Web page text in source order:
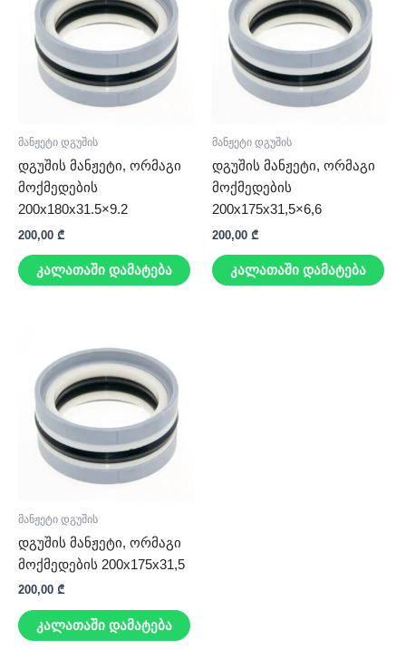
მანჟეტი დგუშის
დგუშის მანჟეტი, ორმაგი
მოქმედების
200x180x31.5×9.2
200,00 ₾
კალათაში დამატება
მანჟეტი დგუშის
დგუშის მანჟეტი, ორმაგი
მოქმედების
200x175x31,5×6,6
200,00 ₾
კალათაში დამატება
მანჟეტი დგუშის
დგუშის მანჟეტი, ორმაგი
მოქმედების 200x175x31,5
200,00 ₾
კალათაში დამატება